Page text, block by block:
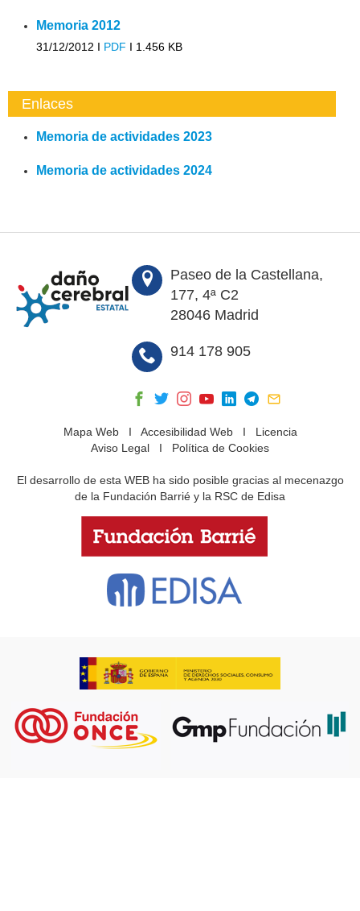
Memoria 2012
31/12/2012 I PDF I 1.456 KB
Enlaces
Memoria de actividades 2023
Memoria de actividades 2024
Paseo de la Castellana,
177, 4ª C2
28046 Madrid
914 178 905
Mapa WebI Accesibilidad WebI Licencia
Aviso Legal I Política de Cookies
El desarrollo de esta WEB ha sido posible gracias al mecenazgo
de la Fundación Barrié y la RSC de Edisa